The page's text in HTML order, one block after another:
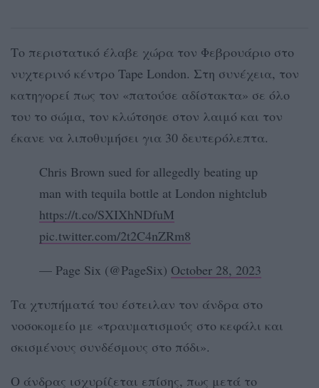
Το περιστατικό έλαβε χώρα τον Φεβρουάριο στο
νυχτερινό κέντρο Tape London. Στη συνέχεια, τον
κατηγορεί πως τον «πατούσε αδίστακτα» σε όλο
του το σώμα, τον κλώτσησε στον λαιμό και τον
έκανε να λιποθυμήσει για 30 δευτερόλεπτα.
Chris Brown sued for allegedly beating up
man with tequila bottle at London nightclub
https://t.co/SXIXhNDfuM
pic.twitter.com/2t2C4nZRm8
— Page Six (@PageSix) October 28, 2023
Τα χτυπήματά του έστειλαν τον άνδρα στο
νοσοκομείο με «τραυματισμούς στο κεφάλι και
σκισμένους συνδέσμους στο πόδι».
Ο άνδρας ισχυρίζεται επίσης, πως μετά το